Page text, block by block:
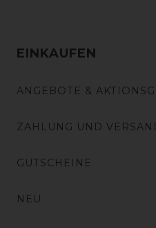
EINKAUFEN
ANGEBOTE &
ZAHLUNG UND
GUTSCHEINE
NEU